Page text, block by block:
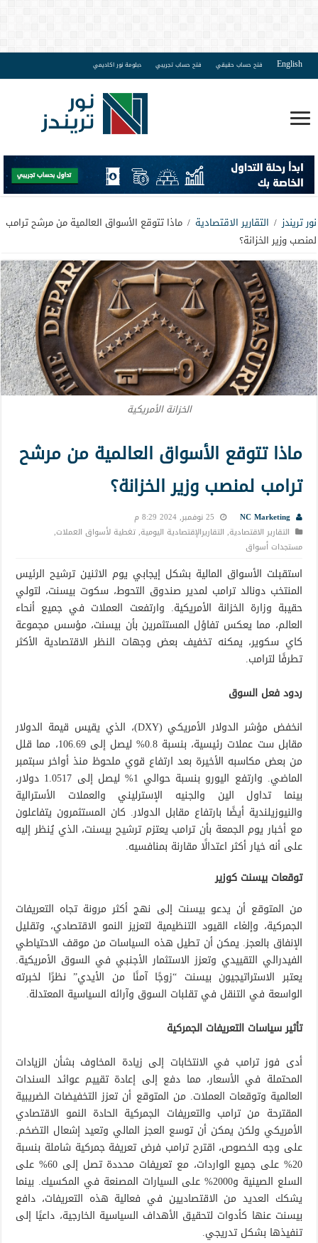
English فتح حساب حقيقي فتح حساب تجريبي دبلومة نور اكاديمي
نور تريندز / التقارير الاقتصادية / ماذا تتوقع الأسواق العالمية من مرشح ترامب
لمنصب وزير الخزانة؟
الخزانة الأمريكية
ماذا تتوقع الأسواق العالمية من مرشح
ترامب لمنصب وزير الخزانة؟
NC Marketing
25 نوفمبر, 2024 8:29 م
التقارير الاقتصادية, التقاريرالإقتصادية اليومية,تغطية لأسواق العملات,
مستجدات أسواق
استقبلت الأسواق المالية بشكل إيجابي يوم الاثنين ترشيح الرئيس
المنتخب دونالد ترامب لمدير صندوق التحوط، سكوت بيسنت، لتولي
حقيبة وزارة الخزانة الأمريكية. وارتفعت العملات في جميع أنحاء
العالم، مما يعكس تفاؤل المستثمرين بأن بيسنت، مؤسس مجموعة
كاي سكوير، يمكنه تخفيف بعض وجهات النظر الاقتصادية الأكثر
تطرفًا لترامب.
ردود فعل السوق
انخفض مؤشر الدولار الأمريكي (DXY)، الذي يقيس قيمة الدولار
مقابل ست عملات رئيسية، بنسبة 0.8% ليصل إلى 106.69، مما قلل
من بعض مكاسبه الأخيرة بعد ارتفاع قوي ملحوظ منذ أواخر سبتمبر
الماضي. وارتفع اليورو بنسبة حوالي 1% ليصل إلى 1.0517 دولار،
بينما تداول الين والجنيه الإسترليني والعملات الأسترالية
والنيوزيلندية أيضًا بارتفاع مقابل الدولار. كان المستثمرون يتفاعلون
مع أخبار يوم الجمعة بأن ترامب يعتزم ترشيح بيسنت، الذي يُنظر إليه
على أنه خيار أكثر اعتدالًا مقارنة بمنافسيه.
توقعات بيسنت كوزير
من المتوقع أن يدعو بيسنت إلى نهج أكثر مرونة تجاه التعريفات
الجمركية، وإلغاء القيود التنظيمية لتعزيز النمو الاقتصادي، وتقليل
الإنفاق بالعجز. يمكن أن تطيل هذه السياسات من موقف الاحتياطي
الفيدرالي التقييدي وتعزز الاستثمار الأجنبي في السوق الأمريكية.
يعتبر الاستراتيجيون بيسنت “زوجًا آمنًا من الأيدي” نظرًا لخبرته
الواسعة في التنقل في تقلبات السوق وآرائه السياسية المعتدلة.
تأثير سياسات التعريفات الجمركية
أدى فوز ترامب في الانتخابات إلى زيادة المخاوف بشأن الزيادات
المحتملة في الأسعار، مما دفع إلى إعادة تقييم عوائد السندات
العالمية وتوقعات العملات. من المتوقع أن تعزز التخفيضات الضريبية
المقترحة من ترامب والتعريفات الجمركية الحادة النمو الاقتصادي
الأمريكي ولكن يمكن أن توسع العجز المالي وتعيد إشعال التضخم.
على وجه الخصوص، اقترح ترامب فرض تعريفة جمركية شاملة بنسبة
20% على جميع الواردات، مع تعريفات محددة تصل إلى 60% على
السلع الصينية و2000% على السيارات المصنعة في المكسيك. بينما
يشكك العديد من الاقتصاديين في فعالية هذه التعريفات، دافع
بيسنت عنها كأدوات لتحقيق الأهداف السياسية الخارجية، داعيًا إلى
تنفيذها بشكل تدريجي.